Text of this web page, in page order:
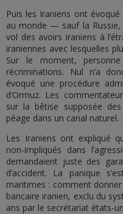
Puis les Iraniens ont
au monde — sauf la
vol des avoirs iraniens à
iraniennes avec lesquelles
Sur le moment,
récriminations. Nul n’a
évoqué une procédure
d’Ormuz. Les
sur la bêtise supposée
péage dans un canal naturel.
Les Iraniens ont expliqué
non-impliqués dans
demandaient juste des
d’accident. La panique
maritimes : comment
bancaire iranien, exclu du
ans par le secrétariat états-